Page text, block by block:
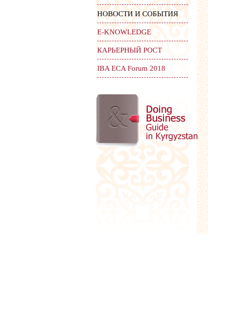
НОВОСТИ И СОБЫТИЯ
Е-KNOWLEDGE
КАРЬЕРНЫЙ РОСТ
IBA ECA Forum 2018